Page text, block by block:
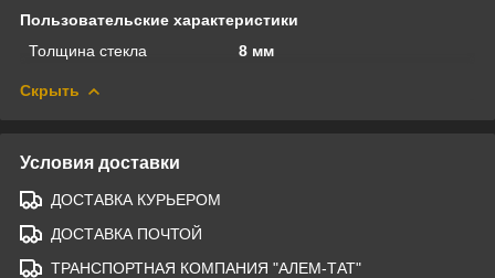
Пользовательские характеристики
Толщина стекла
8 мм
Скрыть
Условия доставки
ДОСТАВКА КУРЬЕРОМ
ДОСТАВКА ПОЧТОЙ
ТРАНСПОРТНАЯ КОМПАНИЯ "АЛЕМ-ТАТ"